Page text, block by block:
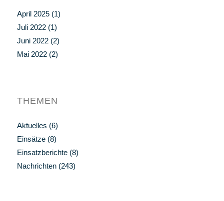
April 2025(1)
Juli 2022(1)
Juni 2022(2)
Mai 2022(2)
THEMEN
Aktuelles (6)
Einsätze(8)
Einsatzberichte(8)
Nachrichten(243)